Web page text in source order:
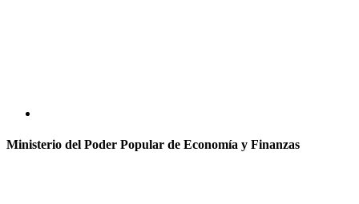
Ministerio del Poder Popular de Economía y Finanzas